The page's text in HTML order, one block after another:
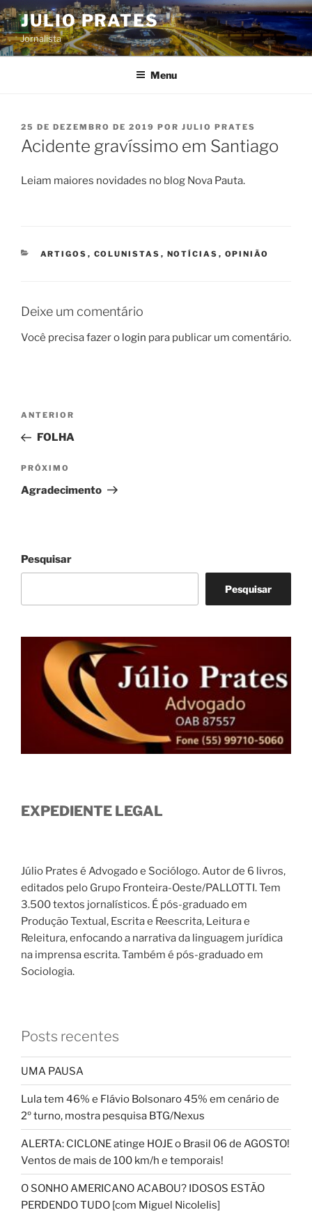
Pular
para
o
conteúdo
JULIO PRATES
Jornalista
Menu
PUBLICADO
EM
25 DE DEZEMBRO DE 2019 POR JULIO PRATES
Acidente gravíssimo em Santiago
Leiam maiores novidades no blog Nova Pauta.
CATEGORIAS
ARTIGOS , COLUNISTAS , NOTÍCIAS , OPINIÃO
Deixe um comentário
Você precisa fazer o login para publicar um comentário.
Navegação
Post
Post
anterior
ANTERIOR
FOLHA
Próximo
post
PRÓXIMO
Agradecimento
Pesquisar
Pesquisar
EXPEDIENTE LEGAL
Júlio Prates é Advogado e Sociólogo. Autor de 6 livros,
editados pelo Grupo Fronteira-Oeste/PALLOTTI. Tem
3.500 textos jornalísticos. É pós-graduado em
Produção Textual, Escrita e Reescrita, Leitura e
Releitura, enfocando a narrativa da linguagem jurídica
na imprensa escrita. Também é pós-graduado em
Sociologia.
Posts recentes
UMA PAUSA
Lula tem 46% e Flávio Bolsonaro 45% em cenário de
2º turno, mostra pesquisa BTG/Nexus
ALERTA: CICLONE atinge HOJE o Brasil 06 de AGOSTO!
Ventos de mais de 100 km/h e temporais!
O SONHO AMERICANO ACABOU? IDOSOS ESTÃO
PERDENDO TUDO [com Miguel Nicolelis]